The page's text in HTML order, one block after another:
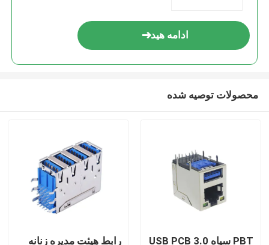
ادامه هید
محصولات توصیه شده
PBT سیاه 3.0 USB PCB
رابط هیئت مدیره زنانه